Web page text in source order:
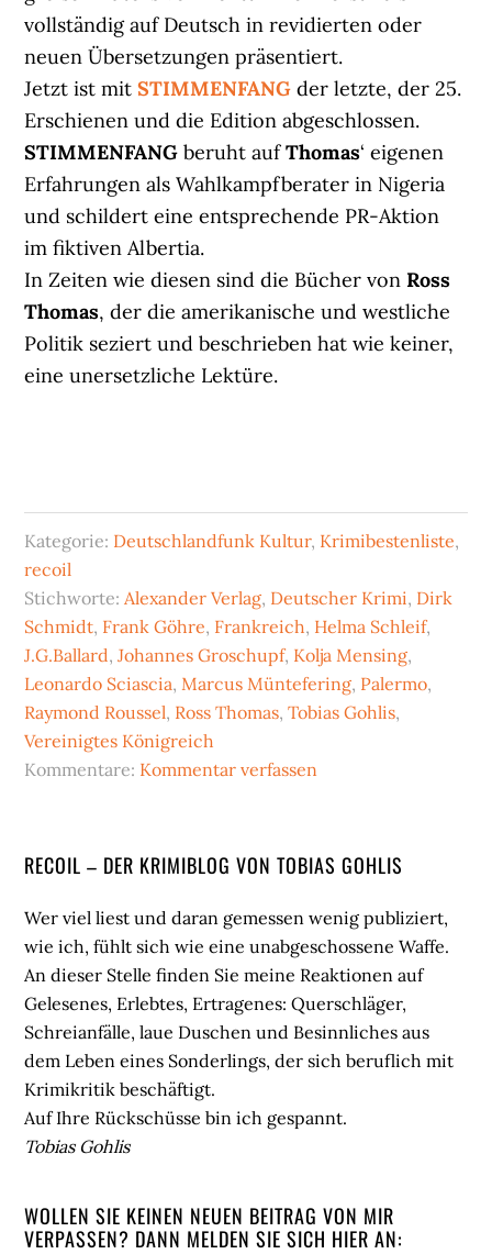
vollständig auf Deutsch in revidierten oder
neuen Übersetzungen präsentiert.
Jetzt ist mitSTIMMENFANG der letzte, der 25.
Erschienen und die Edition abgeschlossen.
STIMMENFANG beruht aufThomas‘ eigenen
Erfahrungen als Wahlkampfberater in Nigeria
und schildert eine entsprechende PR-Aktion
im fiktiven Albertia.
In Zeiten wie diesen sind die Bücher von Ross
Thomas, der die amerikanische und westliche
Politik seziert und beschrieben hat wie keiner,
eine unersetzliche Lektüre.
Kategorie: Deutschlandfunk Kultur, Krimibestenliste,
recoil
Stichworte: Alexander Verlag, Deutscher Krimi, Dirk
Schmidt, Frank Göhre, Frankreich, Helma Schleif,
J.G.Ballard,Johannes Groschupf, Kolja Mensing,
Leonardo Sciascia, Marcus Müntefering, Palermo,
Raymond Roussel, Ross Thomas,Tobias Gohlis,
Vereinigtes Königreich
Kommentare: Kommentar verfassen
Seitenspalte
RECOIL – DER KRIMIBLOG VON TOBIAS GOHLIS
Wer viel liest und daran gemessen wenig publiziert,
wie ich, fühlt sich wie eine unabgeschossene Waffe.
An dieser Stelle finden Sie meine Reaktionen auf
Gelesenes, Erlebtes, Ertragenes: Querschläger,
Schreianfälle, laue Duschen und Besinnliches aus
dem Leben eines Sonderlings, der sich beruflich mit
Krimikritik beschäftigt.
Auf Ihre Rückschüsse bin ich gespannt.
Tobias Gohlis
WOLLEN SIE KEINEN NEUEN BEITRAG VON MIR
VERPASSEN? DANN MELDEN SIE SICH HIER AN: